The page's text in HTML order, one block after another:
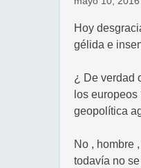
Hoy
gélida e
¿ De verdad
los
geopolítica
No , hombre
todavía no